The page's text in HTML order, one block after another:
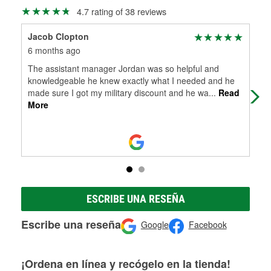
Herramientas de O'Reilly
pueden ser reutilizados, podemos ayudarte a encontrar las
partes de reemplazo correctas para tu reparación.
Rectificación de tambores y discos de freno
4.7 rating of 38 reviews
Jacob Clopton
6 months ago
The assistant manager Jordan was so helpful and
knowledgeable he knew exactly what I needed and he
made sure I got my military discount and he wa... Read
More
ESCRIBE UNA RESEÑA
Escribe una reseña Google Facebook
¡Ordena en línea y recógelo en la tienda!